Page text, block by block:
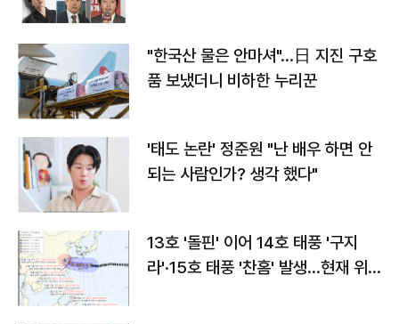
"한국산 물은 안마셔"…日 지진 구호
품 보냈더니 비하한 누리꾼
'태도 논란' 정준원 "난 배우 하면 안
되는 사람인가? 생각 했다"
13호 '돌핀' 이어 14호 태풍 '구지
라'·15호 태풍 '찬홈' 발생…현재 위